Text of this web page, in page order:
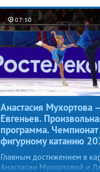
попытки допускались
исполнении ультра-си,
раунде никто не заявил.
из шести прошли в финал,
промежуточное лидерство
Александра Бойкова и
Козловский.
07:50
Анастасия Мухортова
Евгеньев.
программа. Чемпионат
фигурному катанию
Главным достижением в
Анастасии Мухортовой и